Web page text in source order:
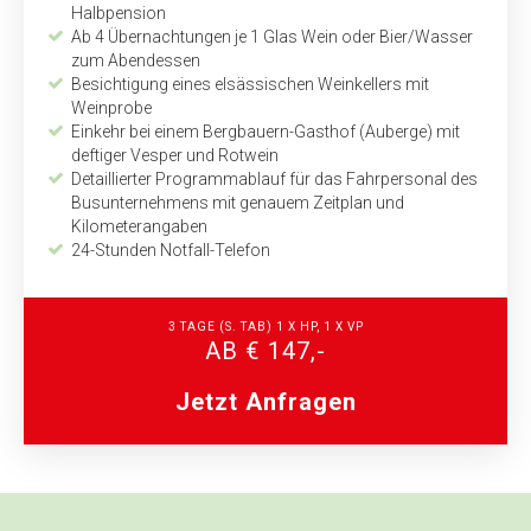
Halbpension
Ab 4 Übernachtungen je 1 Glas Wein oder Bier/Wasser
zum Abendessen
Besichtigung eines elsässischen Weinkellers mit
Weinprobe
Einkehr bei einem Bergbauern-Gasthof (Auberge) mit
deftiger Vesper und Rotwein
Detaillierter Programmablauf für das Fahrpersonal des
Bus­unternehmens mit genauem Zeitplan und
Kilometerangaben
24-Stunden Notfall-Telefon
3 TAGE (S. TAB) 1 X HP, 1 X VP
AB € 147,-
Jetzt Anfragen